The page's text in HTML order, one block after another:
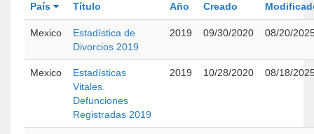
País Título Año Creado
Mexico
Estadística de
Divorcios 2019
2019 09/30/2020 08/20/
Mexico
Estadísticas
Vitales.
Defunciones
Registradas 2019
2019 10/28/2020 08/18/